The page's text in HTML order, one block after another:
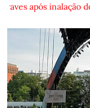
após inalação de